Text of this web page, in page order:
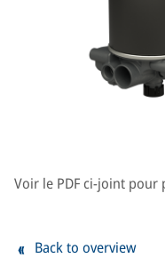
Voir le PDF ci-joint pour
Back to overview